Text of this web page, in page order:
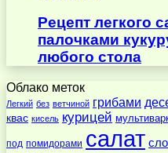
Рецепт легкого
палочками
любого стола
Облако меток
Легкий без ветчиной грибами
квас кисель курицей
под помидорами салат